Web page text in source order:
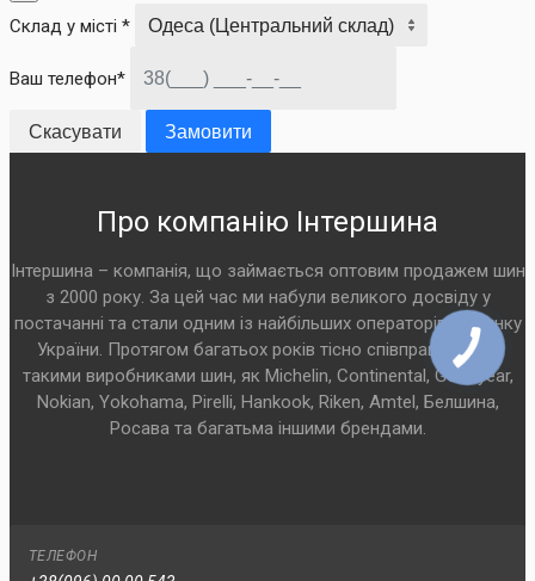
Склад у місті *
Ваш телефон*
Скасувати Замовити
Про компанію Інтершина
Інтершина – компанія, що займається оптовим продажем шин
з 2000 року. За цей час ми набули великого досвіду у
постачанні та стали одним із найбільших операторів на ринку
України. Протягом багатьох років тісно співпрацюємо з
такими виробниками шин, як Michelin, Continental, Goodyear,
Nokian, Yokohama, Pirelli, Hankook, Riken, Amtel, Белшина,
Росава та багатьма іншими брендами.
ТЕЛЕФОН